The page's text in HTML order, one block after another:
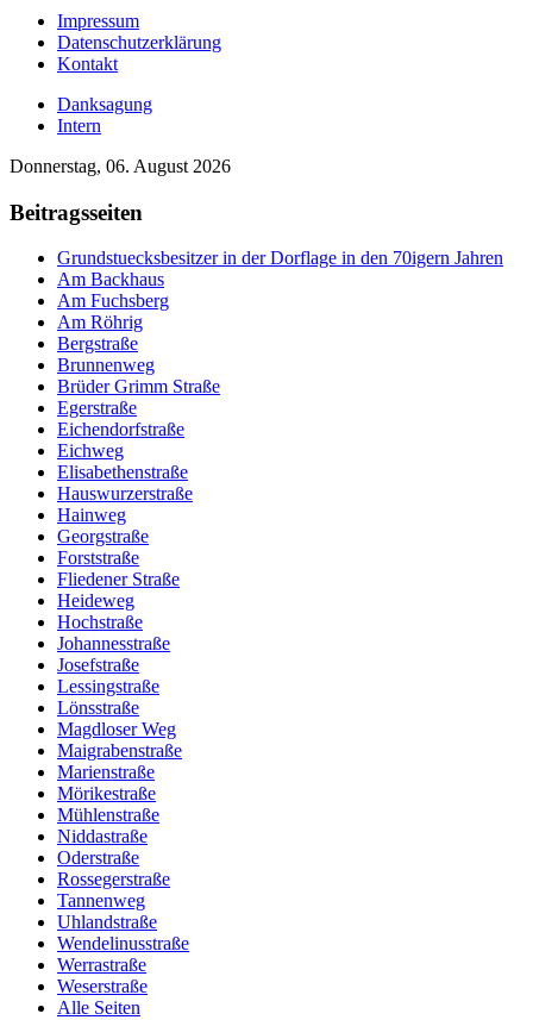
Impressum
Datenschutzerklärung
Kontakt
Danksagung
Intern
Donnerstag, 06. August 2026
Beitragsseiten
Grundstuecksbesitzer in der Dorflage in den 70igern Jahren
Am Backhaus
Am Fuchsberg
Am Röhrig
Bergstraße
Brunnenweg
Brüder Grimm Straße
Egerstraße
Eichendorfstraße
Eichweg
Elisabethenstraße
Hauswurzerstraße
Hainweg
Georgstraße
Forststraße
Fliedener Straße
Heideweg
Hochstraße
Johannesstraße
Josefstraße
Lessingstraße
Lönsstraße
Magdloser Weg
Maigrabenstraße
Marienstraße
Mörikestraße
Mühlenstraße
Niddastraße
Oderstraße
Rossegerstraße
Tannenweg
Uhlandstraße
Wendelinusstraße
Werrastraße
Weserstraße
Alle Seiten